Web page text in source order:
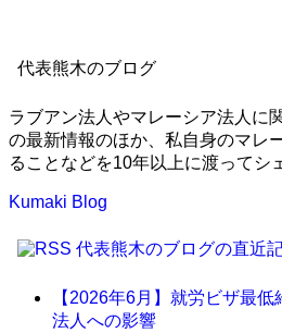
代表熊木のブログ
ラブアン法人やマレーシア法人に
の最新情報のほか、私自身のマレ
ることなどを10年以上に渡ってシ
Kumaki Blog
代表熊木のブログの直近
【2026年6月】就労ビザ最
法人への影響